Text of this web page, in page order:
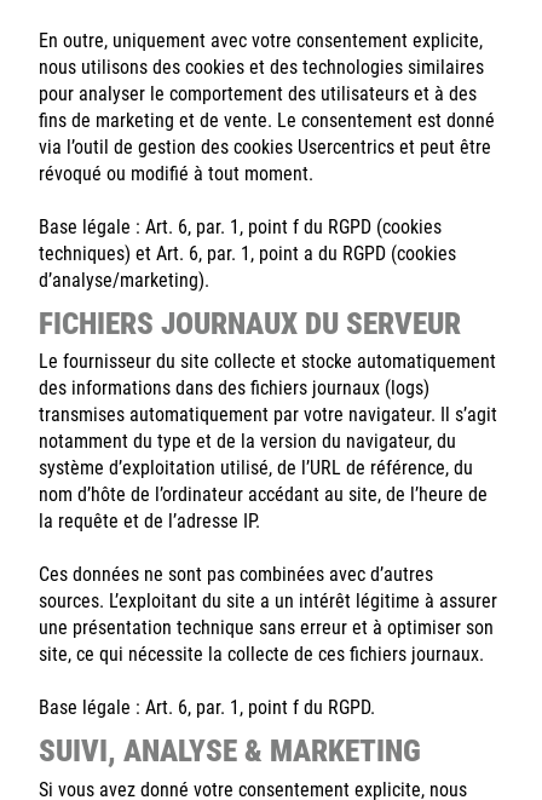
En outre, uniquement avec votre consentement explicite,
nous utilisons des cookies et des technologies similaires
pour analyser le comportement des utilisateurs et à des
fins de marketing et de vente. Le consentement est donné
via l’outil de gestion des cookies Usercentrics et peut être
révoqué ou modifié à tout moment.
Base légale : Art. 6, par. 1, point f du RGPD (cookies
techniques) et Art. 6, par. 1, point a du RGPD (cookies
d’analyse/marketing).
FICHIERS JOURNAUX DU SERVEUR
Le fournisseur du site collecte et stocke automatiquement
des informations dans des fichiers journaux (logs)
transmises automatiquement par votre navigateur. Il s’agit
notamment du type et de la version du navigateur, du
système d’exploitation utilisé, de l’URL de référence, du
nom d’hôte de l’ordinateur accédant au site, de l’heure de
la requête et de l’adresse IP.
Ces données ne sont pas combinées avec d’autres
sources. L’exploitant du site a un intérêt légitime à assurer
une présentation technique sans erreur et à optimiser son
site, ce qui nécessite la collecte de ces fichiers journaux.
Base légale : Art. 6, par. 1, point f du RGPD.
SUIVI, ANALYSE & MARKETING
Si vous avez donné votre consentement explicite, nous